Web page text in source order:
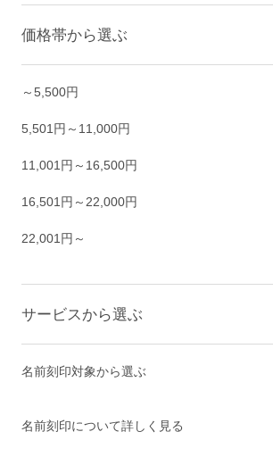
価格帯から選ぶ
～5,500円
5,501円～11,000円
11,001円～16,500円
16,501円～22,000円
22,001円～
サービスから選ぶ
名前刻印対象から選ぶ
名前刻印について詳しく見る